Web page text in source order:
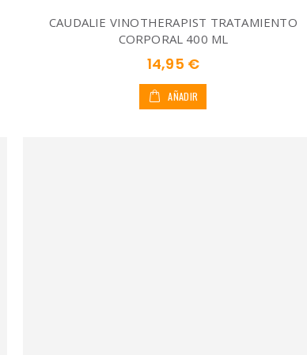
CAUDALIE VINOTHERAPIST TRATAMIENTO
CORPORAL 400 ML
14,95 €
AÑADIR